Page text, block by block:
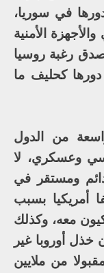
في سوريا،
الأمنية
رغبة روسيا
كحليف ما
من الدول
وعسكري، لا
ومستقر في
أمريكيا بسبب
معه، وكذلك
خذل أوروبا غير
من ملايين